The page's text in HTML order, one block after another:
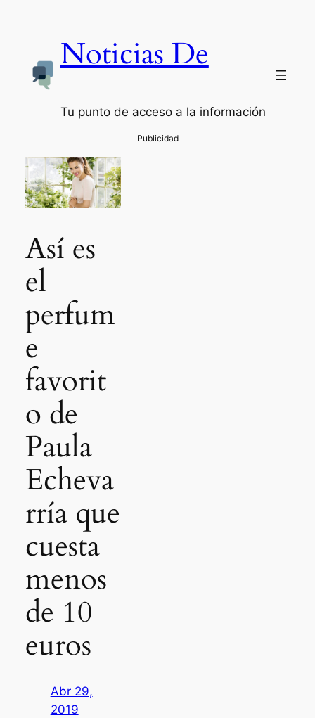
Noticias De
Tu punto de acceso a la información
Así es
el
perfum
e
favorit
o de
Paula
Echeva
rría que
cuesta
menos
de 10
euros
Abr 29,
2019